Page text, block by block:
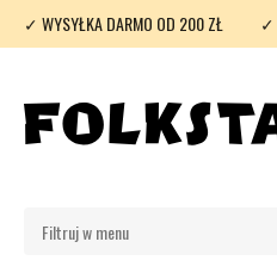
✓ WYSYŁKA DARMO OD 200 ZŁ ✓